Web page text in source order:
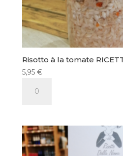
Risotto à la tomate
5,95 €
la
tomate
RICETTE